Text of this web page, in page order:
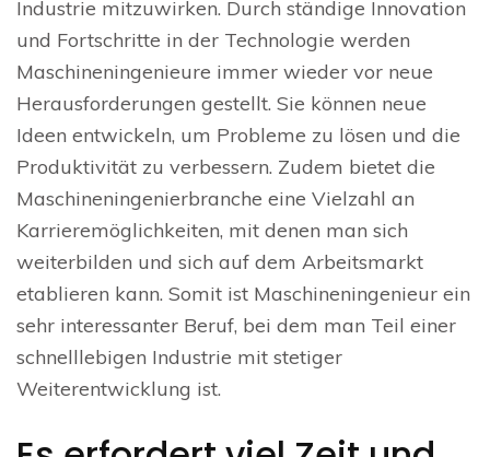
Industrie mitzuwirken. Durch ständige Innovation
und Fortschritte in der Technologie werden
Maschineningenieure immer wieder vor neue
Herausforderungen gestellt. Sie können neue
Ideen entwickeln, um Probleme zu lösen und die
Produktivität zu verbessern. Zudem bietet die
Maschineningenierbranche eine Vielzahl an
Karrieremöglichkeiten, mit denen man sich
weiterbilden und sich auf dem Arbeitsmarkt
etablieren kann. Somit ist Maschineningenieur ein
sehr interessanter Beruf, bei dem man Teil einer
schnelllebigen Industrie mit stetiger
Weiterentwicklung ist.